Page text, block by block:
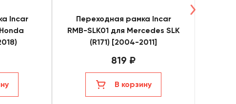
Incar
Переходная рамка Incar
RMB-SLK01 для Mercedes SLK
(R171) [2004-2011]
819 ₽
В корзину